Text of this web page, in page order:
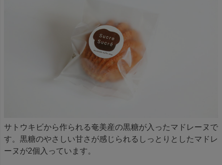
サトウキビから作られる奄美産の黒糖が入ったマドレーヌで
す。黒糖のやさしい甘さが感じられるしっとりとしたマドレ
ーヌが2個入っています。